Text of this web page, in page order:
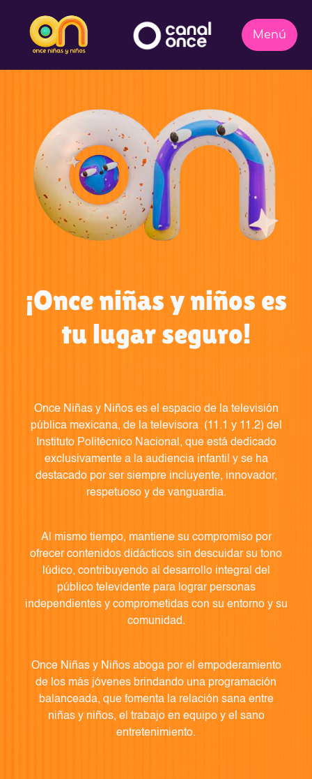
¡Once niñas y niños es
tu lugar seguro!
Once Niñas y Niños es el espacio de la televisión
pública mexicana, de la televisora (11.1 y 11.2) del
Instituto Politécnico Nacional, que está dedicado
exclusivamente a la audiencia infantil y se ha
destacado por ser siempre incluyente, innovador,
respetuoso y de vanguardia.
Al mismo tiempo, mantiene su compromiso por
ofrecer contenidos didácticos sin descuidar su tono
lúdico, contribuyendo al desarrollo integral del
público televidente para lograr personas
independientes y comprometidas con su entorno y su
comunidad.
Once Niñas y Niños aboga por el empoderamiento
de los más jóvenes brindando una programación
balanceada, que fomenta la relación sana entre
niñas y niños, el trabajo en equipo y el sano
entretenimiento.